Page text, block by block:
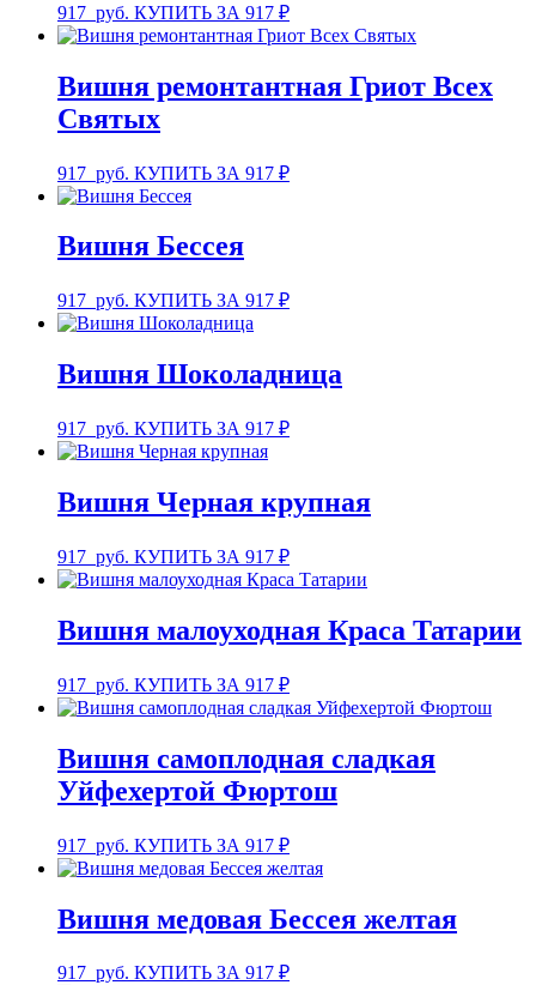
917 руб. КУПИТЬ ЗА 917 ₽
Вишня ремонтантная Гриот Всех
Святых
917 руб. КУПИТЬ ЗА 917 ₽
Вишня Бессея
917 руб. КУПИТЬ ЗА 917 ₽
Вишня Шоколадница
917 руб. КУПИТЬ ЗА 917 ₽
Вишня Черная крупная
917 руб. КУПИТЬ ЗА 917 ₽
Вишня малоуходная Краса Татарии
917 руб. КУПИТЬ ЗА 917 ₽
Вишня самоплодная сладкая
Уйфехертой Фюртош
917 руб. КУПИТЬ ЗА 917 ₽
Вишня медовая Бессея желтая
917 руб. КУПИТЬ ЗА 917 ₽